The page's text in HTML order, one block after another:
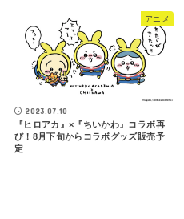
アニメ
2023.07.10
『ヒロアカ』×『ちいかわ』コラボ再
び！8月下旬からコラボグッズ販売予
定